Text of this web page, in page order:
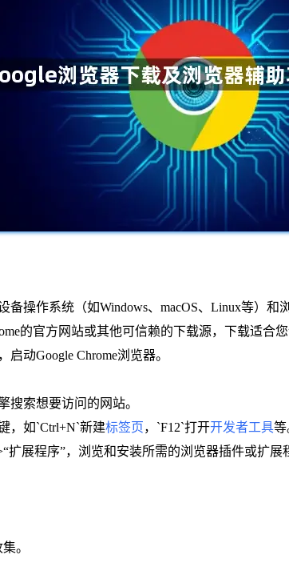
操作系统（如Windows、macOS、Linux等）和
的官方网站或其他可信赖的下载源，下载适合
动Google Chrome浏览器。
搜索想要访问的网站。
，如`Ctrl+N`新建标签页，`F12`打开开发者工具等
展程序”，浏览和安装所需的浏览器插件或扩展
。